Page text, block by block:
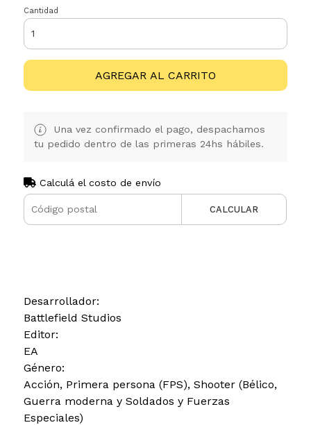
Cantidad
AGREGAR AL CARRITO
Una vez confirmado el pago, despachamos
tu pedido dentro de las primeras 24hs hábiles.
Calculá el costo de envío
CALCULAR
Desarrollador:
Battlefield Studios
Editor:
EA
Género:
Acción, Primera persona (FPS), Shooter (Bélico,
Guerra moderna y Soldados y Fuerzas
Especiales)